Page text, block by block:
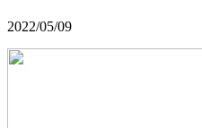
2022/05/09